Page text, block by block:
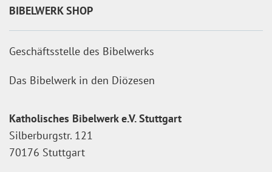
BIBELWERK SHOP
Geschäftsstelle des Bibelwerks
Das Bibelwerk in den Diözesen
Katholisches Bibelwerk e.V. Stuttgart
Silberburgstr. 121
70176 Stuttgart